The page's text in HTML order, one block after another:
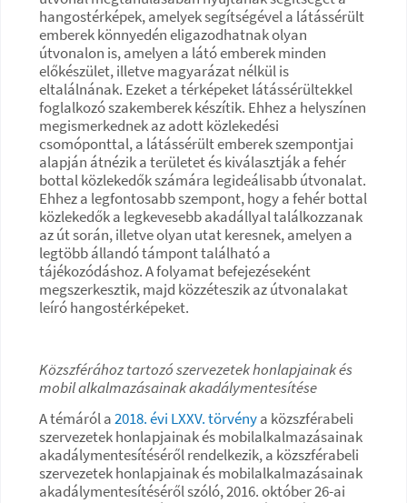
hangostérképek, amelyek segítségével a látássérült
emberek könnyedén eligazodhatnak olyan
útvonalon is, amelyen a látó emberek minden
előkészület, illetve magyarázat nélkül is
eltalálnának. Ezeket a térképeket látássérültekkel
foglalkozó szakemberek készítik. Ehhez a helyszínen
megismerkednek az adott közlekedési
csomóponttal, a látássérült emberek szempontjai
alapján átnézik a területet és kiválasztják a fehér
bottal közlekedők számára legideálisabb útvonalat.
Ehhez a legfontosabb szempont, hogy a fehér bottal
közlekedők a legkevesebb akadállyal találkozzanak
az út során, illetve olyan utat keresnek, amelyen a
legtöbb állandó támpont található a
tájékozódáshoz. A folyamat befejezéseként
megszerkesztik, majd közzéteszik az útvonalakat
leíró hangostérképeket.
Közszférához tartozó szervezetek honlapjainak és
mobil alkalmazásainak akadálymentesítése
A témáról a2018. évi LXXV. törvénya közszférabeli
szervezetek honlapjainak és mobilalkalmazásainak
akadálymentesítéséről rendelkezik, a közszférabeli
szervezetek honlapjainak és mobilalkalmazásainak
akadálymentesítéséről szóló, 2016. október 26-ai